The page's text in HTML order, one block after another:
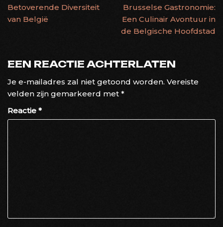
Betoverende Diversiteit
van België
Brusselse Gastronomie:
Een Culinair Avontuur in
de Belgische Hoofdstad
EEN REACTIE ACHTERLATEN
Je e-mailadres zal niet getoond worden. Vereiste
velden zijn gemarkeerd met *
Reactie *